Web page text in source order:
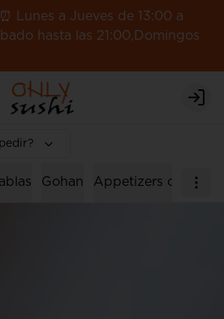
Lunes a Jueves de 13:00 a
hasta las 21:00,Domingos
Gohan Appetizers calientes